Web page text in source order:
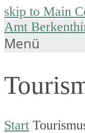
skip to Main
Amt
Menü
Start